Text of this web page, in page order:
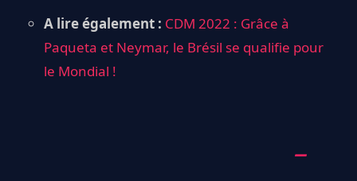
A lire également : CDM 2022 : Grâce à
Paqueta et Neymar, le Brésil se qualifie pour
le Mondial !